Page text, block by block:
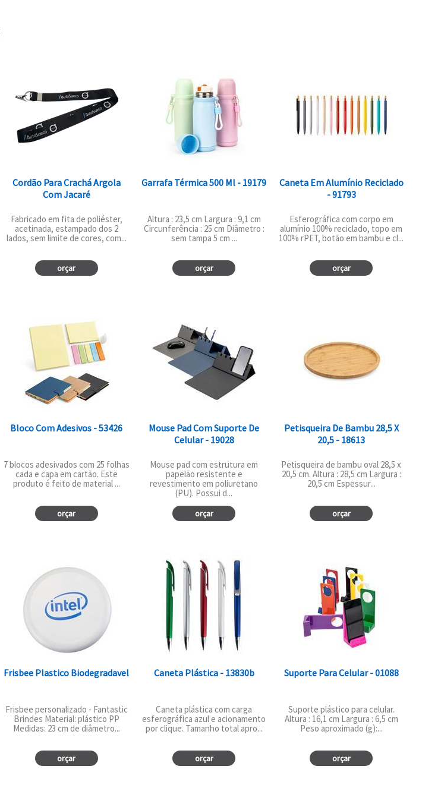
Cordão Para Crachá Argola
Com Jacaré
Fabricado em fita de poliéster,
acetinada, estampado dos 2
lados, sem limite de cores, com...
orçar
Garrafa Térmica 500 Ml - 19179
Altura : 23,5 cm Largura : 9,1 cm
Circunferência : 25 cm Diâmetro :
sem tampa 5 cm ...
orçar
Caneta Em Alumínio Reciclado
- 91793
Esferográfica com corpo em
alumínio 100% reciclado, topo em
100% rPET, botão em bambu e cl...
orçar
Bloco Com Adesivos - 53426
7 blocos adesivados com 25 folhas
cada e capa em cartão. Este
produto é feito de material ...
orçar
Mouse Pad Com Suporte De
Celular - 19028
Mouse pad com estrutura em
papelão resistente e
revestimento em poliuretano
(PU). Possui d...
orçar
Petisqueira De Bambu 28,5 X
20,5 - 18613
Petisqueira de bambu oval 28,5 x
20,5 cm. Altura : 28,5 cm Largura :
20,5 cm Espessur...
orçar
Frisbee Plastico Biodegradavel
Frisbee personalizado - Fantastic
Brindes Material: plástico PP
Medidas: 23 cm de diâmetro...
orçar
Caneta Plástica - 13830b
Caneta plástica com carga
esferográfica azul e acionamento
por clique. Tamanho total apro...
orçar
Suporte Para Celular - 01088
Suporte plástico para celular.
Altura : 16,1 cm Largura : 6,5 cm
Peso aproximado (g):...
orçar